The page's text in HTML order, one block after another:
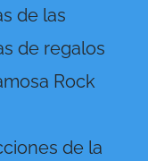
de las
de regalos
Rock
de la